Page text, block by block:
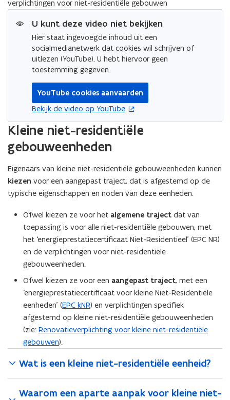
een
vergrote
verplichtingen voor niet-residentiële gebouwen
U kunt deze video niet bekijken
Hier staat ingevoegde inhoud uit een
socialmedianetwerk dat cookies wil schrijven of
uitlezen (YouTube). U hebt hiervoor geen
toestemming gegeven.
YouTube cookies aanvaarden
Bekijk de video op YouTube
opent in nieuw venster
Kleine niet-residentiële
gebouweenheden
Eigenaars van kleine niet-residentiële gebouweenheden kunnen
kiezen voor een aangepast traject, dat is afgestemd op de
typische eigenschappen en noden van deze eenheden.
Ofwel kiezen ze voor het algemene traject dat van
toepassing is voor alle niet-residentiële gebouwen, met
het ‘energieprestatiecertificaat Niet-Residentieel’ (EPC NR)
en de verplichtingen voor niet-residentiële
gebouweenheden.
Ofwel kiezen ze voor een aangepast traject, met een
‘energieprestatiecertificaat voor kleine Niet-Residentiële
eenheden’ (EPC kNR) en verplichtingen specifiek
afgestemd op kleine niet-residentiële gebouweenheden
(zie: Renovatieverplichting voor kleine niet-residentiële
gebouwen).
Wat is een kleine niet-residentiële eenheid?
Waarom een aparte aanpak voor kleine niet-